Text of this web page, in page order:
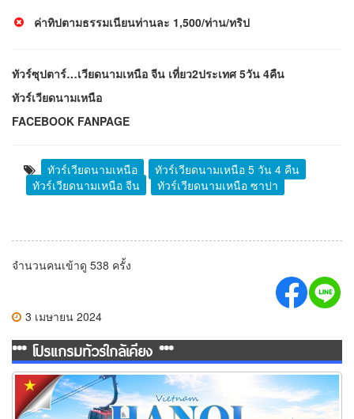
ค่าทิปตามธรรมเนียนท่านละ 1,500/ท่าน/ทริป
ทัวร์ซุปตาร์…เวียดนามเหนือ จีน เที่ยว2ประเทศ 5วัน 4คืน
ทัวร์เวียดนามเหนือ
FACEBOOK FANPAGE
ทัวร์เวียดนามเหนือ
ทัวร์เวียดนามเหนือ 5 วัน 4 คืน
ทัวร์เวียดนามเหนือ จีน
ทัวร์เวียดนามเหนือ ซาปา
จำนวนคนเข้าดู 538 ครั้ง
3 เมษายน 2024
*** โปรแกรมทัวร์ใกล้เคียง ***
ทัวร์เวียดนามเหนือ ล่าหมอกกอดหนาวที่ซาปา 5 วัน 4 คืน